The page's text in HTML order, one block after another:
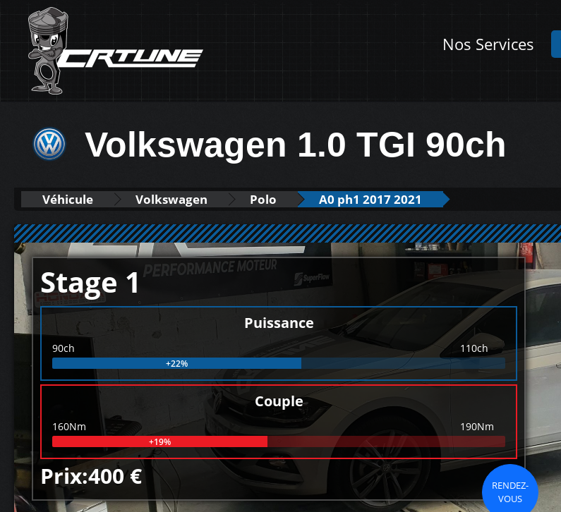
Nos Services
Volkswagen 1.0 TGI 90ch
Véhicule Volkswagen Polo A0 ph1 2017 2021
Stage 1
Puissance
90ch 110ch
+22%
Couple
160Nm 190Nm
+19%
Prix:400 €
RENDEZ-
VOUS